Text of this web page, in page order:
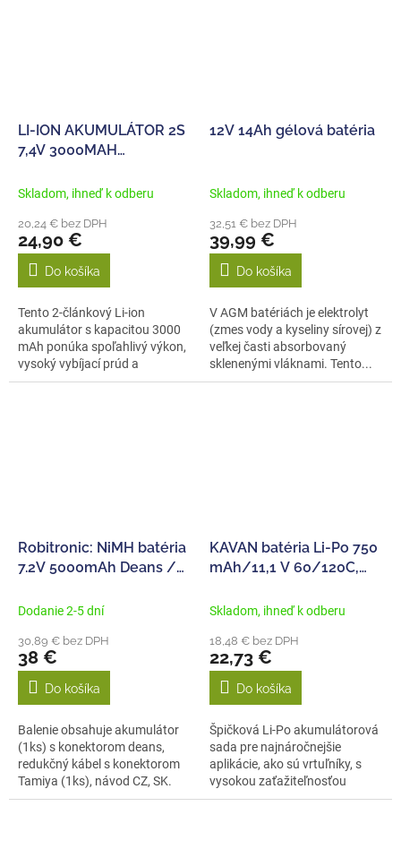
LI-ION AKUMULÁTOR 2S
7,4V 3000MAH
Skladom, ihneď k odberu
20,24 € bez DPH
24,90 €
Do košíka
Tento 2-článkový Li-ion
akumulátor s kapacitou 3000
mAh ponúka spoľahlivý výkon,
vysoký vybíjací prúd a
kompaktné...
12V 14Ah gélová batéria
Skladom, ihneď k odberu
32,51 € bez DPH
39,99 €
Do košíka
V AGM batériách je elektrolyt
(zmes vody a kyseliny sírovej) z
veľkej časti absorbovaný
sklenenými vláknami. Tento...
Robitronic: NiMH batéria
7.2V 5000mAh Deans /
Dodanie 2-5 dní
30,89 € bez DPH
38 €
Do košíka
Balenie obsahuje akumulátor
(1ks) s konektorom deans,
redukčný kábel s konektorom
Tamiya (1ks), návod CZ, SK.
KAVAN batéria Li-Po 750
mAh/11,1 V 60/120C,
Skladom, ihneď k odberu
18,48 € bez DPH
22,73 €
Do košíka
Špičková Li-Po akumulátorová
sada pre najnáročnejšie
aplikácie, ako sú vrtuľníky, s
vysokou zaťažiteľnosťou
60/120C,...